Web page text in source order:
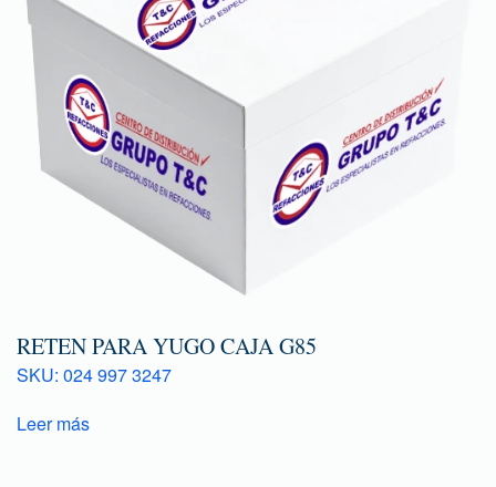
RETEN PARA YUGO CAJA G85
SKU: 024 997 3247
Leer más